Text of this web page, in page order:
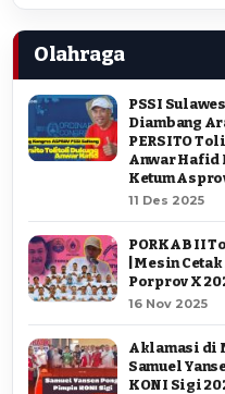
Olahraga
PSSI
Diambang
PERSITO
Anwar Hafid
Ketum
11 Des 2025
PORKAB II
| Mesin
Porprov X
16 Nov 2025
Aklamasi di
Samuel
KONI Sigi